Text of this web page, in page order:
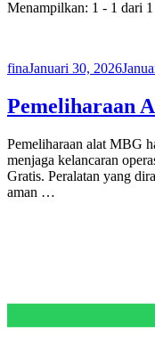
Menampilkan: 1 - 1 dari
finaJanuari 30, 2026
Pemeliharaan
Pemeliharaan alat MBG
menjaga kelancaran
Gratis. Peralatan yang
aman …